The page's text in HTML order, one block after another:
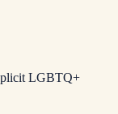
LGBTQ+